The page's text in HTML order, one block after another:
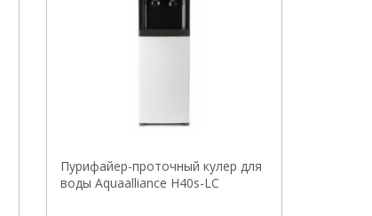
Пурифайер-проточный кулер для
воды Aquaalliance H40s-LC